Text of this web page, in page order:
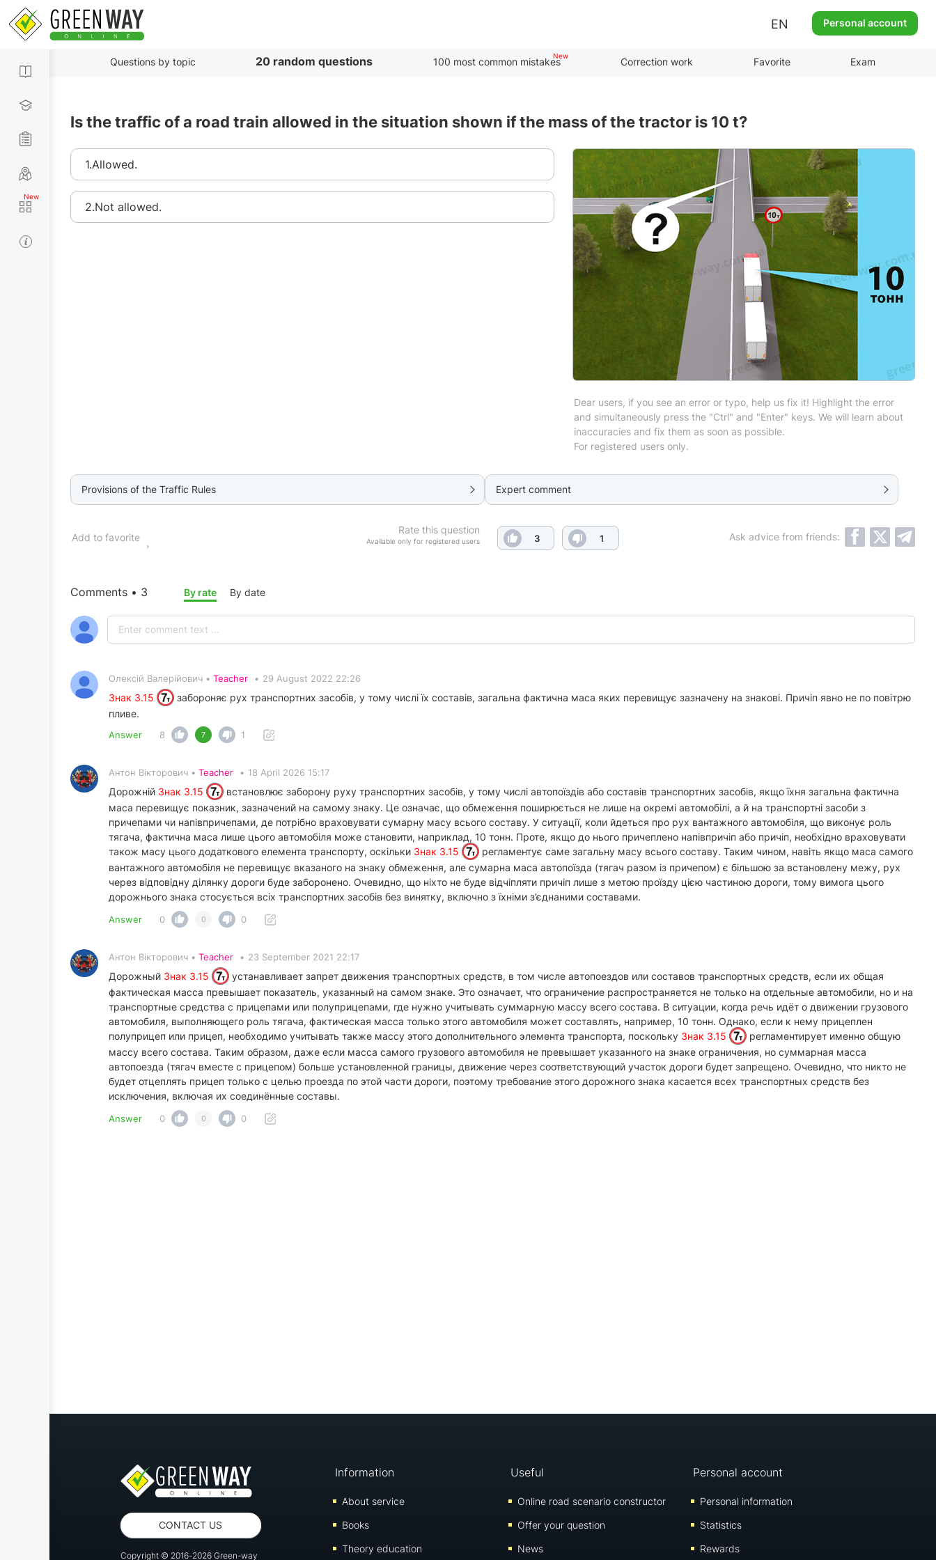
EN Personal account
Questions by topic 20 random questions 100 most common mistakes Correction work Favorite Exam
Is the traffic of a road train allowed in the situation shown if the mass of the tractor is 10 t?
1.Allowed.
2.Not allowed.
Dear users, if you see an error or typo, help us fix it! Highlight the error
and simultaneously press the "Ctrl" and "Enter" keys. We will learn about
inaccuracies and fix them as soon as possible.
For registered users only.
Provisions of the Traffic Rules Expert comment
Rate this question
Available only for registered users 3 1
Add to favorite Ask advice from friends:
Comments • 3 By rate By date
Олексій Валерійович • Teacher • 29 August 2022 22:26
Знак 3.15
забороняє рух транспортних засобів, у тому числі їх составів, загальна фактична маса яких перевищує зазначену на знакові. Причіп явно не по повітрю
пливе.
Answer 8 7 1
Антон Вікторович • Teacher • 18 April 2026 15:17
Дорожній Знак 3.15
встановлює заборону руху транспортних засобів, у тому числі автопоїздів або составів транспортних засобів, якщо їхня загальна фактична
маса перевищує показник, зазначений на самому знаку. Це означає, що обмеження поширюється не лише на окремі автомобілі, а й на транспортні засоби з
причепами чи напівпричепами, де потрібно враховувати сумарну масу всього составу. У ситуації, коли йдеться про рух вантажного автомобіля, що виконує роль
тягача, фактична маса лише цього автомобіля може становити, наприклад, 10 тонн. Проте, якщо до нього причеплено напівпричіп або причіп, необхідно враховувати
також масу цього додаткового елемента транспорту, оскільки Знак 3.15
регламентує саме загальну масу всього составу. Таким чином, навіть якщо маса самого
вантажного автомобіля не перевищує вказаного на знаку обмеження, але сумарна маса автопоїзда (тягач разом із причепом) є більшою за встановлену межу, рух
через відповідну ділянку дороги буде заборонено. Очевидно, що ніхто не буде відчіпляти причіп лише з метою проїзду цією частиною дороги, тому вимога цього
дорожнього знака стосується всіх транспортних засобів без винятку, включно з їхніми з’єднаними составами.
Answer 0 0 0
Антон Вікторович • Teacher • 23 September 2021 22:17
Дорожный Знак 3.15
устанавливает запрет движения транспортных средств, в том числе автопоездов или составов транспортных средств, если их общая
фактическая масса превышает показатель, указанный на самом знаке. Это означает, что ограничение распространяется не только на отдельные автомобили, но и на
транспортные средства с прицепами или полуприцепами, где нужно учитывать суммарную массу всего состава. В ситуации, когда речь идёт о движении грузового
автомобиля, выполняющего роль тягача, фактическая масса только этого автомобиля может составлять, например, 10 тонн. Однако, если к нему прицеплен
полуприцеп или прицеп, необходимо учитывать также массу этого дополнительного элемента транспорта, поскольку Знак 3.15
регламентирует именно общую
массу всего состава. Таким образом, даже если масса самого грузового автомобиля не превышает указанного на знаке ограничения, но суммарная масса
автопоезда (тягач вместе с прицепом) больше установленной границы, движение через соответствующий участок дороги будет запрещено. Очевидно, что никто не
будет отцеплять прицеп только с целью проезда по этой части дороги, поэтому требование этого дорожного знака касается всех транспортных средств без
исключения, включая их соединённые составы.
Answer 0 0 0
CONTACT US
Copyright © 2016-2026 Green-way
Information
About service
Books
Theory education
Useful
Online road scenario constructor
Offer your question
News
Personal account
Personal information
Statistics
Rewards